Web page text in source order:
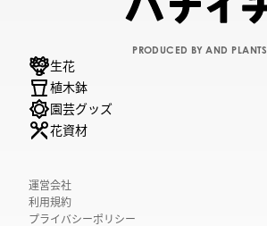
PRODUCED BY AND PLANTS
生花
植木鉢
園芸グッズ
花資材
運営会社
利用規約
プライバシーポリシー